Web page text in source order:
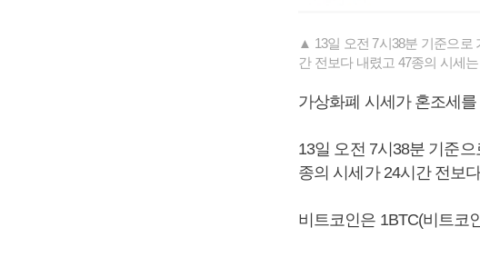
▲ 13일 오전 7시38분 기준으로
간 전보다 내렸고 47종의 시세
가상화폐 시세가 혼조세
13일 오전 7시38분 기준
종의 시세가 24시간 전보
비트코인은 1BTC(비트코